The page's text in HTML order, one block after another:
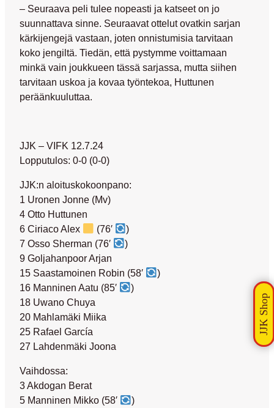
– Seuraava peli tulee nopeasti ja katseet on jo
suunnattava sinne. Seuraavat ottelut ovatkin sarjan
kärkijengejä vastaan, joten onnistumisia tarvitaan
koko jengiltä. Tiedän, että pystymme voittamaan
minkä vain joukkueen tässä sarjassa, mutta siihen
tarvitaan uskoa ja kovaa työntekoa, Huttunen
peräänkuuluttaa.
JJK – VIFK 12.7.24
Lopputulos: 0-0 (0-0)
JJK:n aloituskokoonpano:
1 Uronen Jonne (Mv)
4 Otto Huttunen
6 Ciriaco Alex
(76′
)
7 Osso Sherman (76′
)
9 Goljahanpoor Arjan
15 Saastamoinen Robin (58′
)
16 Manninen Aatu (85′
)
18 Uwano Chuya
20 Mahlamäki Miika
25 Rafael García
27 Lahdenmäki Joona
Vaihdossa:
3 Akdogan Berat
5 Manninen Mikko (58′
)